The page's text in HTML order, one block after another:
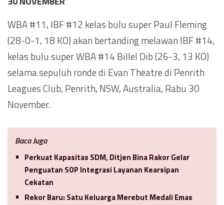
WBA #11, IBF #12 kelas bulu super Paul Fleming
(28-0-1, 18 KO) akan bertanding melawan IBF #14,
kelas bulu super WBA #14 Billel Dib (26-3, 13 KO)
selama sepuluh ronde di Evan Theatre di Penrith
Leagues Club, Penrith, NSW, Australia, Rabu 30
November.
Baca Juga
Perkuat Kapasitas SDM, Ditjen Bina Rakor Gelar
Penguatan SOP Integrasi Layanan Kearsipan
Cekatan
Rekor Baru: Satu Keluarga Merebut Medali Emas